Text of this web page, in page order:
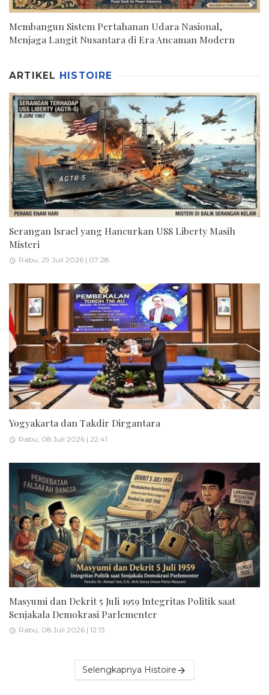
Membangun Sistem Pertahanan Udara Nasional,
Menjaga Langit Nusantara di Era Ancaman Modern
ARTIKEL HISTOIRE
Serangan Israel yang Hancurkan USS Liberty Masih
Misteri
Rabu, 29 Juli 2026 | 07:28
Yogyakarta dan Takdir Dirgantara
Rabu, 08 Juli 2026 | 22:41
Masyumi dan Dekrit 5 Juli 1959 Integritas Politik saat
Senjakala Demokrasi Parlementer
Rabu, 08 Juli 2026 | 12:13
Selengkapnya Histoire